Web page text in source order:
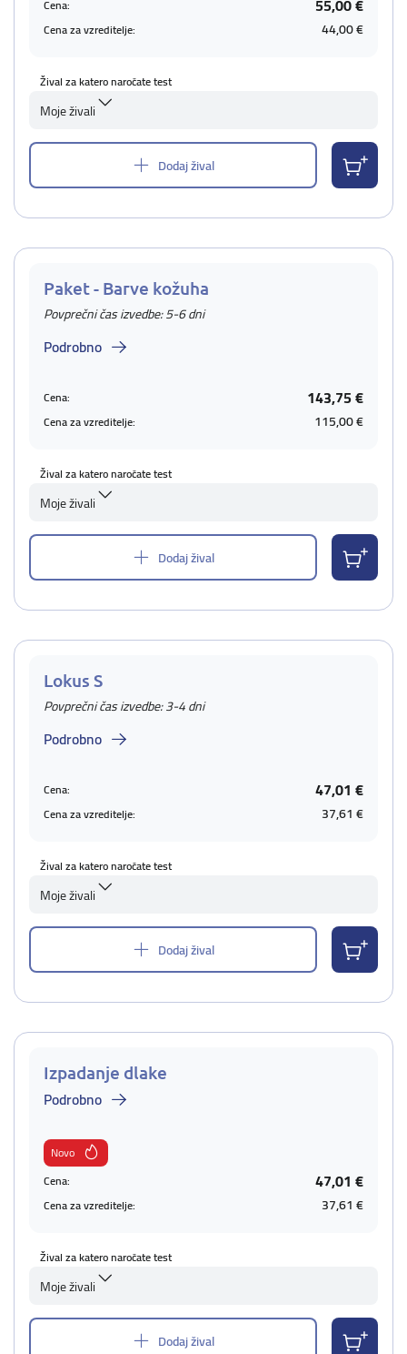
Cena: 55,00 €
Cena za vzreditelje: 44,00 €
Žival za katero naročate test
Moje živali
Dodaj žival
Paket - Barve kožuha
Povprečni čas izvedbe: 5-6 dni
Podrobno
Cena: 143,75 €
Cena za vzreditelje: 115,00 €
Žival za katero naročate test
Moje živali
Dodaj žival
Lokus S
Povprečni čas izvedbe: 3-4 dni
Podrobno
Cena: 47,01 €
Cena za vzreditelje: 37,61 €
Žival za katero naročate test
Moje živali
Dodaj žival
Izpadanje dlake
Podrobno
Novo
Cena:
47,01 €
Cena za vzreditelje: 37,61 €
Žival za katero naročate test
Moje živali
Dodaj žival